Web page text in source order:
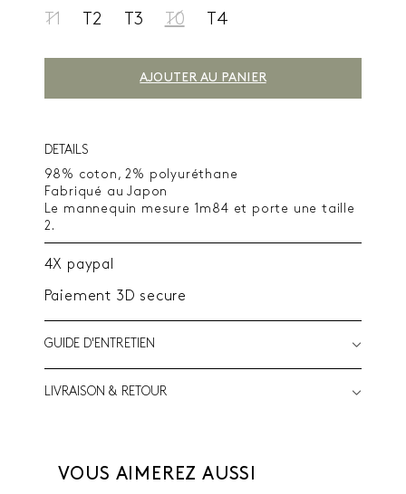
T1 T2 T3 T0 T4
AJOUTER AU PANIER
DETAILS
98% coton, 2% polyuréthane
Fabriqué au Japon
Le mannequin mesure 1m84 et porte une taille
2.
4X paypal
Paiement 3D secure
GUIDE D'ENTRETIEN
LIVRAISON & RETOUR
VOUS AIMEREZ AUSSI